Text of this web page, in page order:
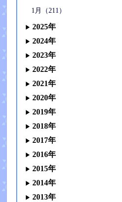
1月（211）
2025年
2024年
2023年
2022年
2021年
2020年
2019年
2018年
2017年
2016年
2015年
2014年
2013年